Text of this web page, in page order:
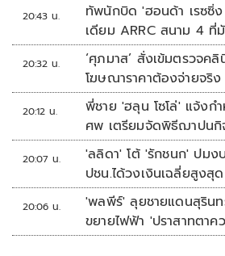
20:43 น.
ทัพนักบิด 'ฮอนด้า เรซซิ่
เดียม ARRC สนาม 4 ที่
20:32 น.
‘ศุภมาส’ สั่งเข้มตรวจค
โฆษณาราคาต้องจ่ายจริง
20:12 น.
พี่ชาย 'ฮลุน โซโล่' แจ้งก
ศพ เตรียมจัดพิธีฌาปนกิ
20:07 น.
'ลลิดา' โต้ 'รักชนก' ปมง
ปชน.ได้วงเงินเฉลี่ยสูงสุด
20:06 น.
'พลพีร์' ลุยชายแดนสุรินท
ขยายไฟฟ้า 'ปราสาทตาค